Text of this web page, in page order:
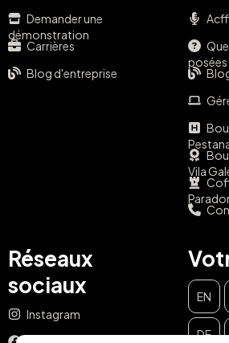
Demander une
démonstration
Carrières
Blog d'entreprise
posées
Vila
Réseaux
sociaux
Instagram
EN
DE